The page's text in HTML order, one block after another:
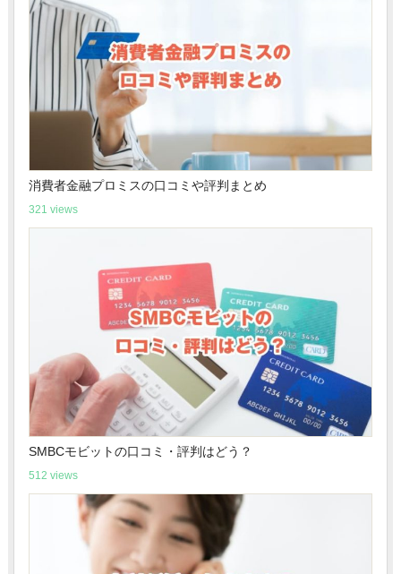
消費者金融プロミスの口コミや評判まとめ
321 views
SMBCモビットの口コミ・評判はどう？
512 views